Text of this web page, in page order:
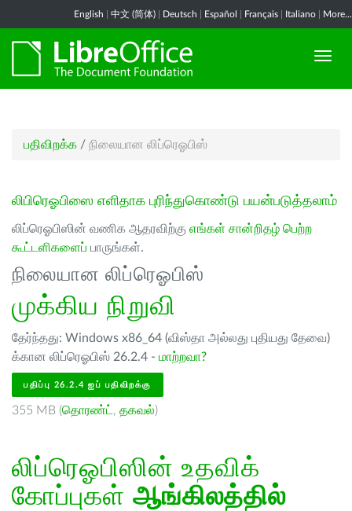
English 中文 (简体) Deutsch Español Français Italiano More...
பதிவிறக்க / நிலையான லிப்ரெஓபிஸ்
லிபிரெஓபிஸை எளிதாக புரிந்துகொண்டு பயன்படுத்தலாம்
லிப்ரெஓபிஸின் வணிக ஆதரவிற்கு எங்கள் சான்றிதழ் பெற்ற
கூட்டளிகளைப் பாருங்கள்.
நிலையான லிப்ரெஓபிஸ்
முக்கிய நிறுவி
தேர்ந்தது: Windows x86_64 (விஸ்தா அல்லது புதியது தேவை)
க்கான லிப்ரெஓபிஸ் 26.2.4 - மாற்றவா?
பதிப்பு 26.2.4 ஐப் பதிவிறக்கு
355 MB (தொரண்ட் , தகவல்)
லிப்ரெஓபிஸின் உதவிக்
கோப்புகள் ஆங்கிலத்தில்